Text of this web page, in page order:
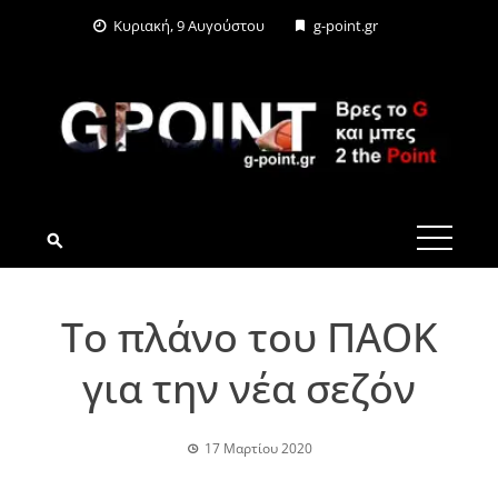
Κυριακή, 9 Αυγούστου g-point.gr
G-POINT.GR
Tο πλάνο του ΠΑΟΚ
για την νέα σεζόν
17 Μαρτίου 2020